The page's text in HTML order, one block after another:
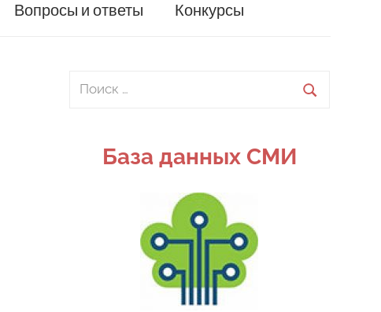
Вопросы и ответы Конкурсы
Поиск
База данных СМИ